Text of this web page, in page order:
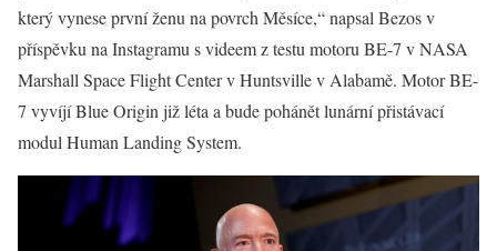
který vynese první ženu na povrch Měsíce,“ napsal Bezos v
příspěvku na Instagramu s videem z testu motoru BE-7 v NASA
Marshall Space Flight Center v Huntsville v Alabamě. Motor BE-
7 vyvíjí Blue Origin již léta a bude pohánět lunární přistávací
modul Human Landing System.